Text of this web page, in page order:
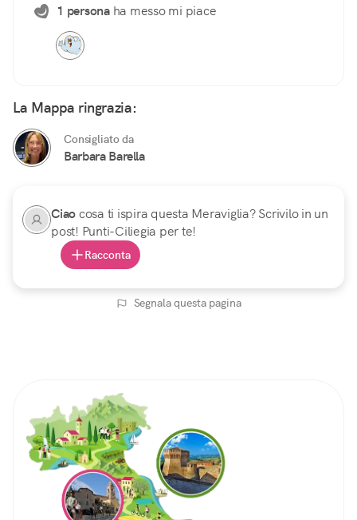
1 personaha messo mi piace
La Mappa ringrazia:
Consigliato da
Barbara Barella
Ciaocosa ti ispira questa Meraviglia? Scrivilo in un
post! Punti-Ciliegia per te!
Racconta
Segnala questa pagina